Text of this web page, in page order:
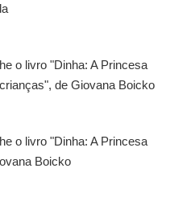
o livro "Dinha: A Princesa
de Giovana Boicko
o livro "Dinha: A Princesa
Boicko